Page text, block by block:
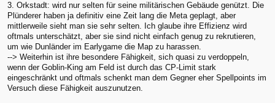
3. Orkstadt: wird nur selten für seine militärischen Gebäude genützt. Die
Plünderer haben ja definitiv eine Zeit lang die Meta geplagt, aber
mittlerweile sieht man sie sehr selten. Ich glaube ihre Effizienz wird
oftmals unterschätzt, aber sie sind nicht einfach genug zu rekrutieren,
um wie Dunländer im Earlygame die Map zu harassen.
--> Weiterhin ist ihre besondere Fähigkeit, sich quasi zu verdoppeln,
wenn der Goblin-King am Feld ist durch das CP-Limit stark
eingeschränkt und oftmals schenkt man dem Gegner eher Spellpoints im
Versuch diese Fähigkeit auszunutzen.